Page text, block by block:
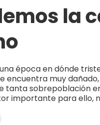
la
época en dónde
encuentra muy dañado,
tanta sobrepoblación
importante para ello,